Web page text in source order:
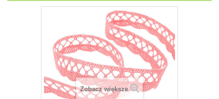
Zobacz większe